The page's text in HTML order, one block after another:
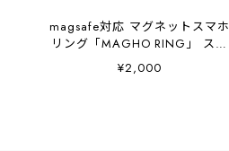
magsafe対応 マグネットスマホ
リング「MAGHO RING」 スマ
ホスタンド 縦置き・横向き グ
リップしやすい Vlog撮影 シル
¥2,000